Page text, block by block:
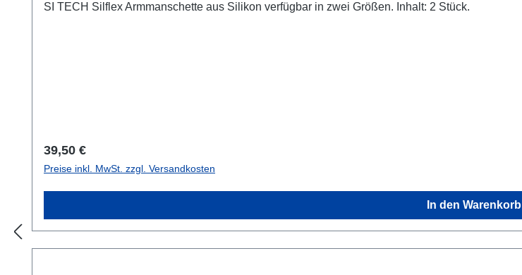
SI TECH Silflex Armmanschette aus Silikon verfügbar in zwei Größen. Inhalt: 2 Stück.
Regulärer Preis:
39,50 €
Preise inkl. MwSt. zzgl. Versandkosten
In den Warenkorb